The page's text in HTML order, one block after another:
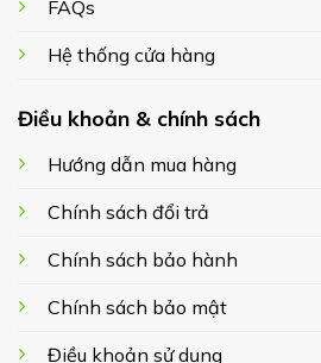
FAQs
Hệ thống cửa hàng
Điều khoản & chính sách
Hướng dẫn mua hàng
Chính sách đổi trả
Chính sách bảo hành
Chính sách bảo mật
Điều khoản sử dụng